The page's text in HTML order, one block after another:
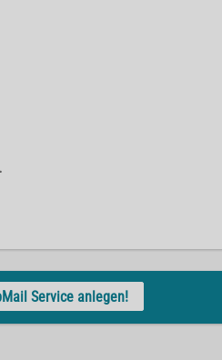
Service anlegen!